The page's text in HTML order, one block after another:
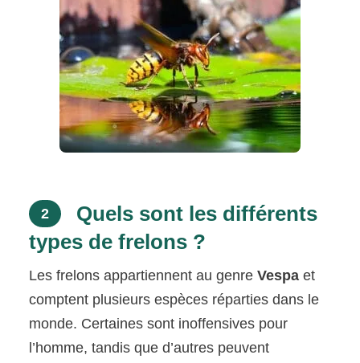
2
Quels sont les différents
types de frelons ?
Les frelons appartiennent au genreVespa et
comptent plusieurs espèces réparties dans le
monde. Certaines sont inoffensives pour
l’homme, tandis que d’autres peuvent